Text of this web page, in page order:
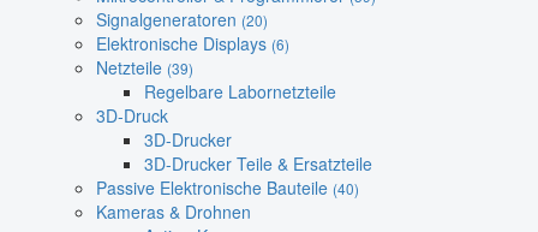
Signalgeneratoren (20)
Elektronische Displays (6)
Netzteile (39)
Regelbare Labornetzteile
3D-Druck
3D-Drucker
3D-Drucker Teile & Ersatzteile
Passive Elektronische Bauteile (40)
Kameras & Drohnen